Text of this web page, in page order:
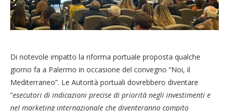
Di notevole impatto la riforma portuale proposta qualche
giorno fa a Palermo in occasione del convegno “Noi, il
Mediterraneo”. Le Autorità portuali dovrebbero diventare
“esecutori di indicazioni precise di priorità negli investimenti e
nel marketing internazionale che diventeranno compito